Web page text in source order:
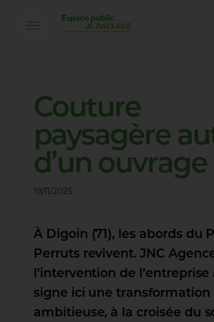
Mot de passe *
Inscription
Couture
paysagère
d’un ouvrage
19/11/2025
À Digoin (71), les abords du
Perruts revivent. JNC
l’intervention de l’entreprise
signe ici une transformation
ambitieuse, à la croisée du